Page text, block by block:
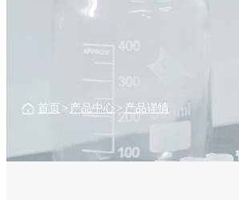
首页 > 产品中心 > 产品详情